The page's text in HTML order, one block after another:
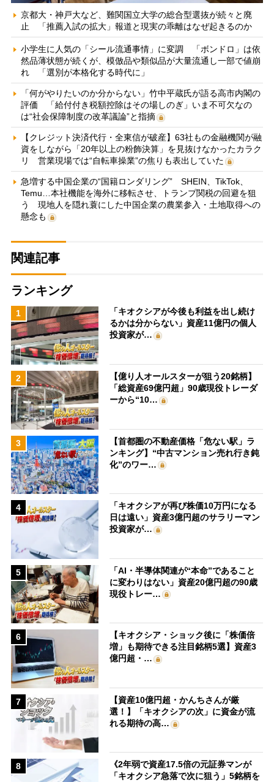
京都大・神戸大など、難関国立大学の総合型選抜が続々と廃
止 「推薦入試の拡大」報道と現実の乖離はなぜ起きるのか
小学生に人気の「シール流通事情」に変調 「ボンドロ」は依
然品薄状態が続くが、模倣品や類似品が大量流通し一部で値崩
れ 「選別が本格化する時代に」
「何がやりたいのか分からない」竹中平蔵氏が語る高市内閣の
評価 「給付付き税額控除はその場しのぎ」いま不可欠なの
は“社会保障制度の改革議論”と指摘
【クレジット決済代行・全東信が破産】63社もの金融機関が融
資をしながら「20年以上の粉飾決算」を見抜けなかったカラク
リ 営業現場では“自転車操業”の焦りも表出していた
急増する中国企業の“国籍ロンダリング” SHEIN、TikTok、
Temu…本社機能を海外に移転させ、トランプ関税の回避を狙
う 現地人を隠れ蓑にした中国企業の農業参入・土地取得への
懸念も
関連記事
ランキング
1
「キオクシアが今後も利益を出し続け
るかは分からない」資産11億円の個人
投資家が…
2
【億り人オールスターが狙う20銘柄】
「総資産69億円超」90歳現役トレーダ
ーから“10…
3
【首都圏の不動産価格「危ない駅」ラ
ンキング】“中古マンション売れ行き鈍
化”のワー…
4
「キオクシアが再び株価10万円になる
日は遠い」資産3億円超のサラリーマン
投資家が…
5
「AI・半導体関連が“本命”であること
に変わりはない」資産20億円超の90歳
現役トレー…
6
【キオクシア・ショック後に「株価倍
増」も期待できる注目銘柄5選】資産3
億円超・…
7
【資産10億円超・かんちさんが厳
選！】「キオクシアの次」に資金が流
れる期待の高…
8
《2年弱で資産17.5倍の元証券マンが
「キオクシア急落で次に狙う」5銘柄を